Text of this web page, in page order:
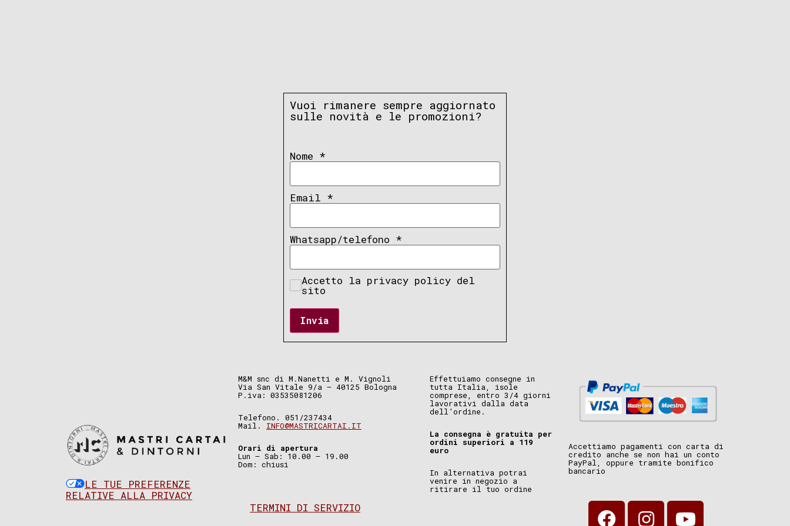
Vuoi rimanere sempre aggiornato
sulle novità e le promozioni?
Nome *
Email *
Whatsapp/telefono *
Accetto la privacy policy del
sito
Invia
LE TUE PREFERENZE
RELATIVE ALLA PRIVACY
M&M snc di M.Nanetti e M. Vignoli
Via San Vitale 9/a – 40125 Bologna
P.iva: 03535081206
Telefono. 051/237434
Mail. INFO@MASTRICARTAI.IT
Orari di apertura
Lun – Sab: 10.00 – 19.00
Dom: chiusi
TERMINI DI SERVIZIO
Effettuiamo consegne in
tutta Italia, isole
comprese, entro 3/4 giorni
lavorativi dalla data
dell’ordine.
La consegna è gratuita per
ordini superiori a 119
euro
In alternativa potrai
venire in negozio a
ritirare il tuo ordine
Accettiamo pagamenti con carta di
credito anche se non hai un conto
PayPal, oppure tramite bonifico
bancario